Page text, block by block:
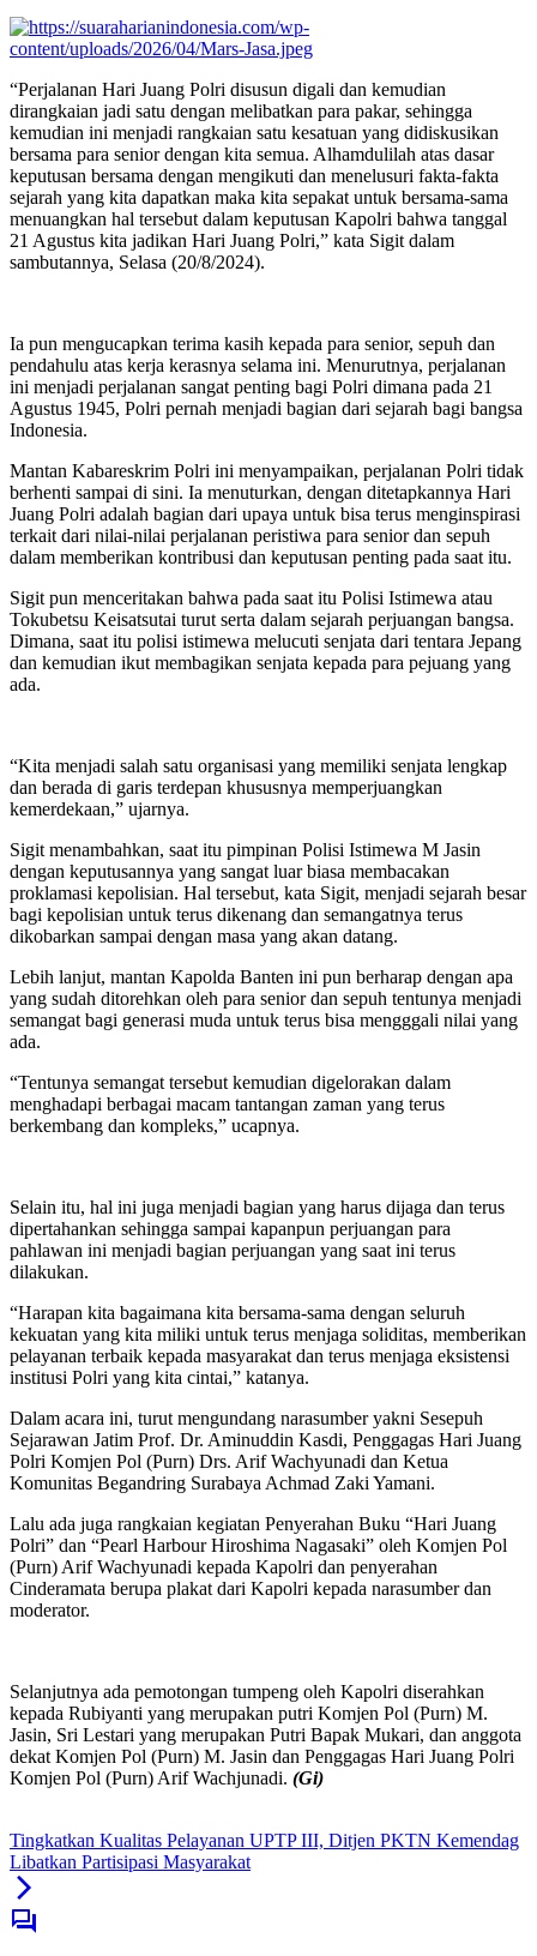
“Perjalanan Hari Juang Polri disusun digali dan kemudian
dirangkaian jadi satu dengan melibatkan para pakar, sehingga
kemudian ini menjadi rangkaian satu kesatuan yang didiskusikan
bersama para senior dengan kita semua. Alhamdulilah atas dasar
keputusan bersama dengan mengikuti dan menelusuri fakta-fakta
sejarah yang kita dapatkan maka kita sepakat untuk bersama-sama
menuangkan hal tersebut dalam keputusan Kapolri bahwa tanggal
21 Agustus kita jadikan Hari Juang Polri,” kata Sigit dalam
sambutannya, Selasa (20/8/2024).
Ia pun mengucapkan terima kasih kepada para senior, sepuh dan
pendahulu atas kerja kerasnya selama ini. Menurutnya, perjalanan
ini menjadi perjalanan sangat penting bagi Polri dimana pada 21
Agustus 1945, Polri pernah menjadi bagian dari sejarah bagi bangsa
Indonesia.
Mantan Kabareskrim Polri ini menyampaikan, perjalanan Polri tidak
berhenti sampai di sini. Ia menuturkan, dengan ditetapkannya Hari
Juang Polri adalah bagian dari upaya untuk bisa terus menginspirasi
terkait dari nilai-nilai perjalanan peristiwa para senior dan sepuh
dalam memberikan kontribusi dan keputusan penting pada saat itu.
Sigit pun menceritakan bahwa pada saat itu Polisi Istimewa atau
Tokubetsu Keisatsutai turut serta dalam sejarah perjuangan bangsa.
Dimana, saat itu polisi istimewa melucuti senjata dari tentara Jepang
dan kemudian ikut membagikan senjata kepada para pejuang yang
ada.
“Kita menjadi salah satu organisasi yang memiliki senjata lengkap
dan berada di garis terdepan khususnya memperjuangkan
kemerdekaan,” ujarnya.
Sigit menambahkan, saat itu pimpinan Polisi Istimewa M Jasin
dengan keputusannya yang sangat luar biasa membacakan
proklamasi kepolisian. Hal tersebut, kata Sigit, menjadi sejarah besar
bagi kepolisian untuk terus dikenang dan semangatnya terus
dikobarkan sampai dengan masa yang akan datang.
Lebih lanjut, mantan Kapolda Banten ini pun berharap dengan apa
yang sudah ditorehkan oleh para senior dan sepuh tentunya menjadi
semangat bagi generasi muda untuk terus bisa mengggali nilai yang
ada.
“Tentunya semangat tersebut kemudian digelorakan dalam
menghadapi berbagai macam tantangan zaman yang terus
berkembang dan kompleks,” ucapnya.
Selain itu, hal ini juga menjadi bagian yang harus dijaga dan terus
dipertahankan sehingga sampai kapanpun perjuangan para
pahlawan ini menjadi bagian perjuangan yang saat ini terus
dilakukan.
“Harapan kita bagaimana kita bersama-sama dengan seluruh
kekuatan yang kita miliki untuk terus menjaga soliditas, memberikan
pelayanan terbaik kepada masyarakat dan terus menjaga eksistensi
institusi Polri yang kita cintai,” katanya.
Dalam acara ini, turut mengundang narasumber yakni Sesepuh
Sejarawan Jatim Prof. Dr. Aminuddin Kasdi, Penggagas Hari Juang
Polri Komjen Pol (Purn) Drs. Arif Wachyunadi dan Ketua
Komunitas Begandring Surabaya Achmad Zaki Yamani.
Lalu ada juga rangkaian kegiatan Penyerahan Buku “Hari Juang
Polri” dan “Pearl Harbour Hiroshima Nagasaki” oleh Komjen Pol
(Purn) Arif Wachyunadi kepada Kapolri dan penyerahan
Cinderamata berupa plakat dari Kapolri kepada narasumber dan
moderator.
Selanjutnya ada pemotongan tumpeng oleh Kapolri diserahkan
kepada Rubiyanti yang merupakan putri Komjen Pol (Purn) M.
Jasin, Sri Lestari yang merupakan Putri Bapak Mukari, dan anggota
dekat Komjen Pol (Purn) M. Jasin dan Penggagas Hari Juang Polri
Komjen Pol (Purn) Arif Wachjunadi. (Gi)
Tingkatkan Kualitas Pelayanan UPTP III, Ditjen PKTN Kemendag
Libatkan Partisipasi Masyarakat